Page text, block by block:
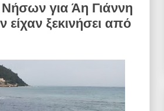
για Άη Γιάννη
είχαν ξεκινήσει από